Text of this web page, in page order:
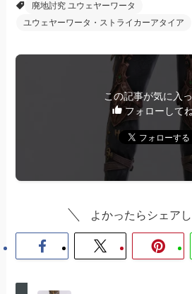
廃地討究 ユウェヤーワータ
ユウェヤーワータ・ストライカーアタイア
この記事が気に入
フォローして
よかったらシェアし